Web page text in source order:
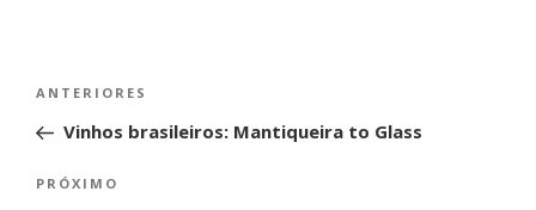
Navegação
de
Post
Post
anterior
ANTERIORES
Vinhos brasileiros: Mantiqueira to Glass
Próximo
PRÓXIMO